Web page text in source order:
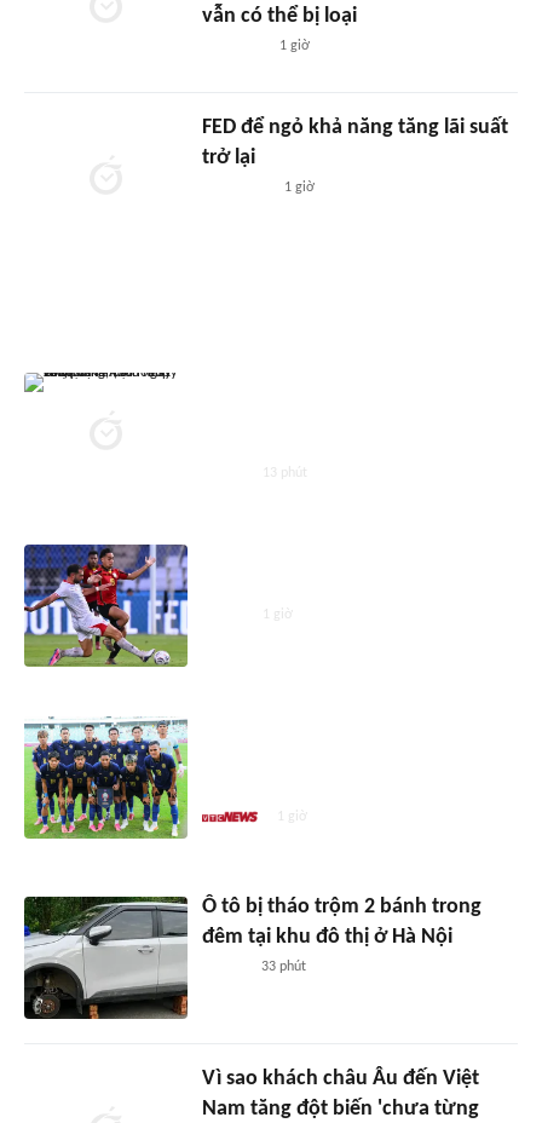
vẫn có thể bị loại
1 giờ
FED để ngỏ khả năng tăng lãi suất
trở lại
1 giờ
13 phút
1 giờ
1 giờ
Ô tô bị tháo trộm 2 bánh trong
đêm tại khu đô thị ở Hà Nội
33 phút
Vì sao khách châu Âu đến Việt
Nam tăng đột biến 'chưa từng